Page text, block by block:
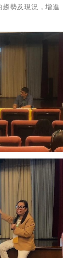
勢及現況，增進